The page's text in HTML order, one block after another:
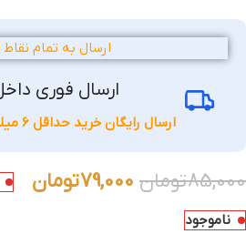
ارسال به تمام نقاط
ارسال فوری
ارسال رایگان خرید حداقل 6 میلیونی سراسر ایران
85,000تومان 79,000تومان
ناموجود